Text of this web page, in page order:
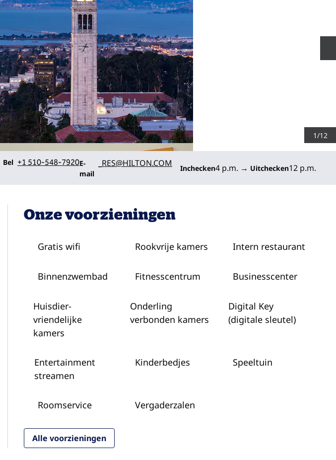
1/12
Bel
Bel +1 510-548-7920E-
mail
E-mailJBLCA
_RES@HILTON.COM Inchecken4 p.m. → Uitchecken12 p.m.
Onze voorzieningen
Gratis wifi Rookvrije kamers Intern restaurant
Binnenzwembad Fitness­centrum Business­center
Huisdier­
vriendelijke
kamers
Onderling
verbonden kamers
Digital Key
(digitale sleutel)
Entertainment
streamen
Kinderbedjes Speeltuin
Roomservice Vergaderzalen
Alle voorzieningen